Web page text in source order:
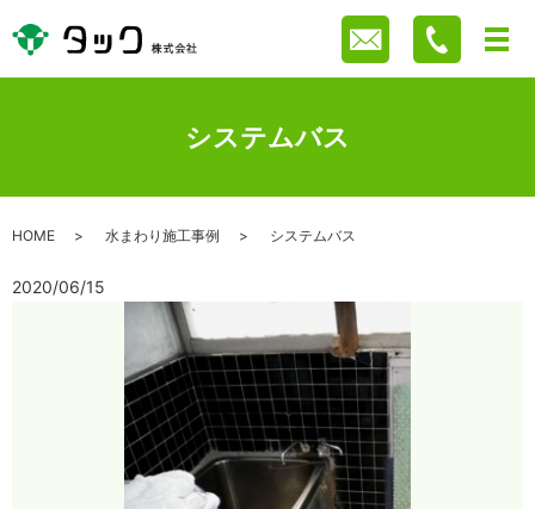
システムバス
HOME 水まわり施工事例 システムバス
2020/06/15